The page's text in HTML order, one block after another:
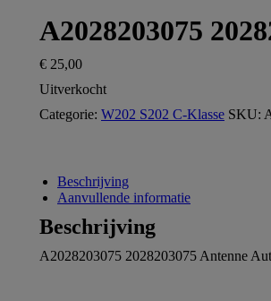
A2028203075
€ 25,00
Uitverkocht
Categorie: W202 S202 C-Klasse SKU:
Beschrijving
Aanvullende informatie
Beschrijving
A2028203075 2028203075 Antenne